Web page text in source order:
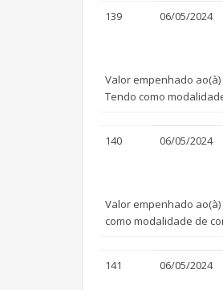
139 06/05/2024
Valor empenhado
Tendo como
140 06/05/2024
Valor empenhado ao(à)
como modalidade de
141 06/05/2024